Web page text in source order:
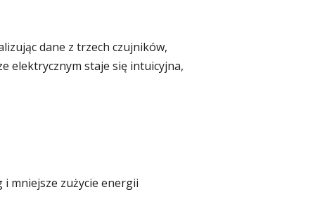
dane z trzech czujników,
elektrycznym staje się intuicyjna,
i mniejsze zużycie energii